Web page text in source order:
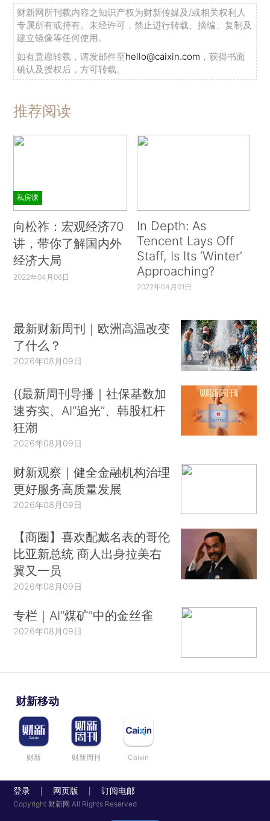
财新网所刊载内容之知识产权为财新传媒及/或相关权利人
专属所有或持有。未经许可，禁止进行转载、摘编、复制及
建立镜像等任何使用。
如有意愿转载，请发邮件至hello@caixin.com ，获得书面
确认及授权后，方可转载。
推荐阅读
私房课
向松祚：宏观经济70
讲，带你了解国内外
经济大局
2022年04月06日
In Depth: As
Tencent Lays Off
Staff, Is Its ‘Winter’
Approaching?
2022年04月01日
最新财新周刊｜欧洲高温改变
了什么？
2026年08月09日
{{最新周刊导播｜社保基数加
速夯实、AI“追光”、韩股杠杆
狂潮
2026年08月09日
财新观察｜健全金融机构治理
更好服务高质量发展
2026年08月09日
【商圈】喜欢配戴名表的哥伦
比亚新总统 商人出身拉美右
翼又一员
2026年08月09日
专栏｜AI“煤矿”中的金丝雀
2026年08月09日
财新移动
财新 财新周刊 Caixin
登录 网页版 订阅电邮
Copyright 财新网 All Rights Reserved